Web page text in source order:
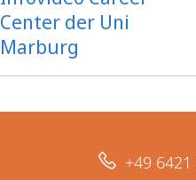
Center der Uni
Marburg
+49